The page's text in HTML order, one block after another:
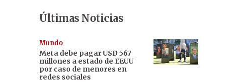
Últimas Noticias
Mundo
Meta debe pagar USD 567
millones a estado de EEUU
por caso de menores en
redes sociales